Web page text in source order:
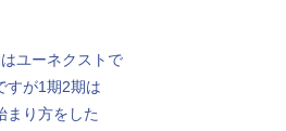
ユーネクストで
すが1期2期は
まり方をした